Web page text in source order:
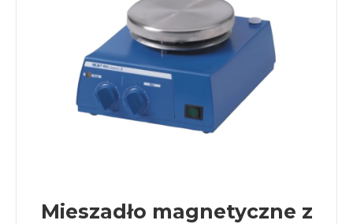
Mieszadło magnetyczne z